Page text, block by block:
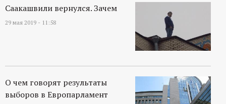
Саакашвили вернулся. Зачем
29 мая 2019 - 11:58
О чем говорят результаты
выборов в Европарламент